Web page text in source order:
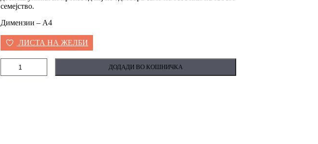
семејство.
Димензии – А4
ЛИСТА НА ЖЕЛБИ
магнетен
ДОДАДИ ВО КОШНИЧКА